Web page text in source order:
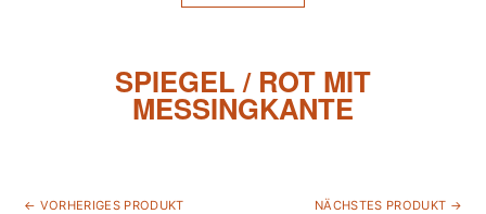
SPIEGEL / ROT MIT
MESSINGKANTE
← VORHERIGES PRODUKT NÄCHSTES PRODUKT →